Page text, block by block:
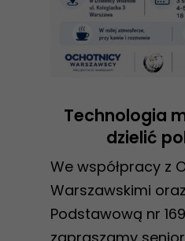
Technologia
dzielić
We współpracy z
Warszawskimi
Podstawową nr